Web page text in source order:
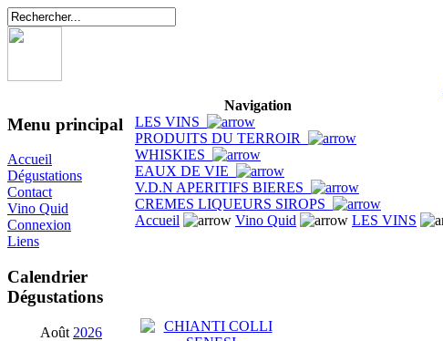
Menu principal
Accueil
Dégustations
Contact
Vino Quid
Connexion
Liens
Calendrier
Dégustations
Août 2026
Navigation
LES VINS
PRODUITS DU TERROIR
WHISKIES
EAUX DE VIE
V.D.N APERITIFS BIERES
CREMES LIQUEURS SIROPS
Accueil
Vino Quid LES VINS